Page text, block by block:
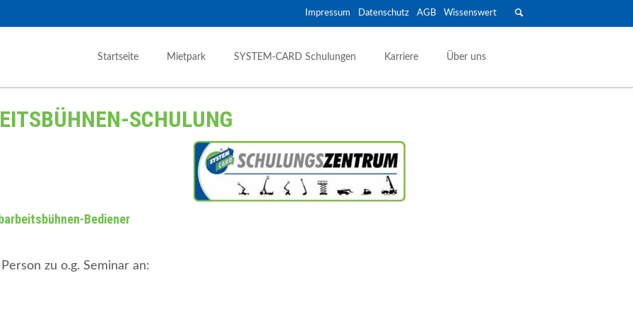
Impressum Datenschutz AGB Wissenswert
Startseite Mietpark
Gartentechnik
Holztechnik
Geschlossene Anhänger
Maschinen- & Autotransport
Offene Anhänger
SYSTEM-CARD Schulungen Karriere Über uns
SCHULUNG
beitsbühnen-Bediener
zu o.g. Seminar an: